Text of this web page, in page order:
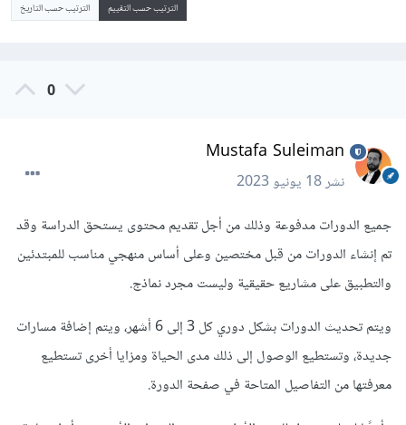
الترتيب حسب التقييم الترتيب حسب التاريخ
0
Mustafa Suleiman
نشر18 يونيو 2023
جميع الدورات مدفوعة وذلك من أجل تقديم محتوى يستحق الدراسة وقد
تم إنشاء الدورات من قبل مختصين وعلى أساس منهجي مناسب للمبتدئين
والتطبيق على مشاريع حقيقية وليست مجرد نماذج.
ويتم تحديث الدورات بشكل دوري كل 3 إلى 6 أشهر، ويتم إضافة مسارات
جديدة، وتستطيع الوصول إلى ذلك مدى الحياة ومزايا أخرى تستطيع
معرفتها من التفاصيل المتاحة في صفحة الدورة.